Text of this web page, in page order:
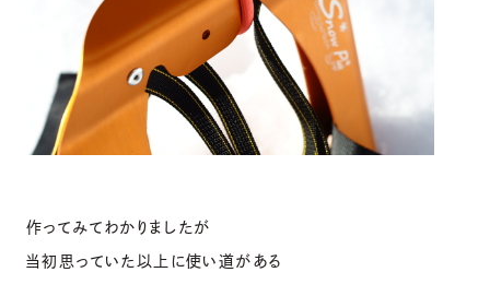
作ってみてわかりましたが
当初思っていた以上に使い道がある